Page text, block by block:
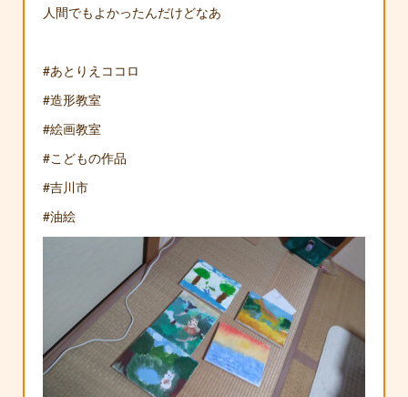
人間でもよかったんだけどなあ
#あとりえココロ
#造形教室
#絵画教室
#こどもの作品
#吉川市
#油絵